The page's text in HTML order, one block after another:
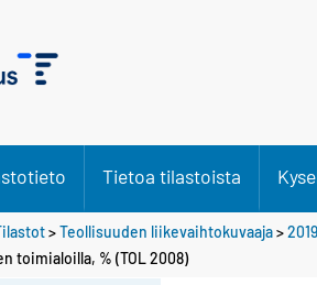
Tietoa tilastoista
>Teollisuuden liikevaihtokuvaaja>2019
toimialoilla, % (TOL 2008)